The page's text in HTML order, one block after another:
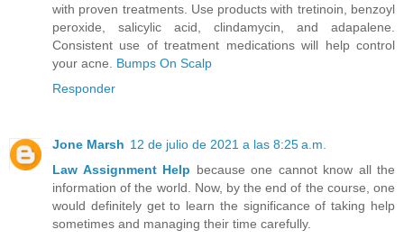
with proven treatments. Use products with tretinoin, benzoyl
peroxide, salicylic acid, clindamycin, and adapalene.
Consistent use of treatment medications will help control
your acne. Bumps On Scalp
Responder
Jone Marsh 12 de julio de 2021 a las 8:25 a.m.
Law Assignment Help because one cannot know all the
information of the world. Now, by the end of the course, one
would definitely get to learn the significance of taking help
sometimes and managing their time carefully.